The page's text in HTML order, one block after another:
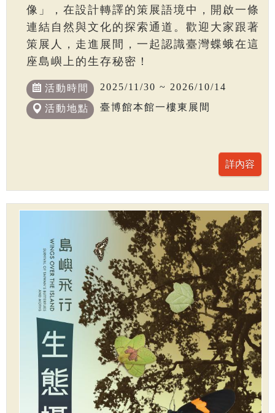
像」，在設計轉譯的策展語境中，開啟一條
連結自然與文化的探索通道。歡迎大家跟著
策展人，走進展間，一起認識臺灣蝶蛾在這
座島嶼上的生存秘密！
活動時間 2025/11/30 ~ 2026/10/14
活動地點 臺博館本館一樓東展間